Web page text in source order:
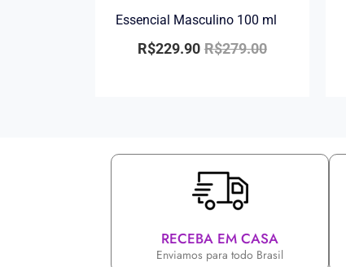
Essencial Masculino 100 ml
R$279.00
R$229.90
RECEBA EM CASA
Enviamos para todo Brasil